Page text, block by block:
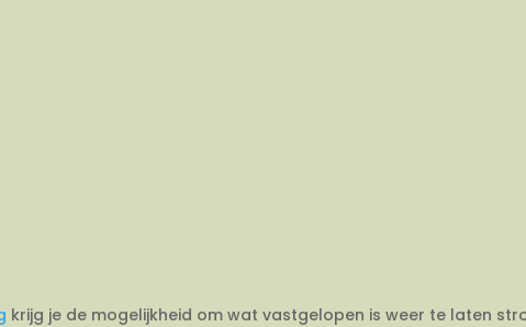
krijg je de mogelijkheid om wat vastgelopen is weer te laten